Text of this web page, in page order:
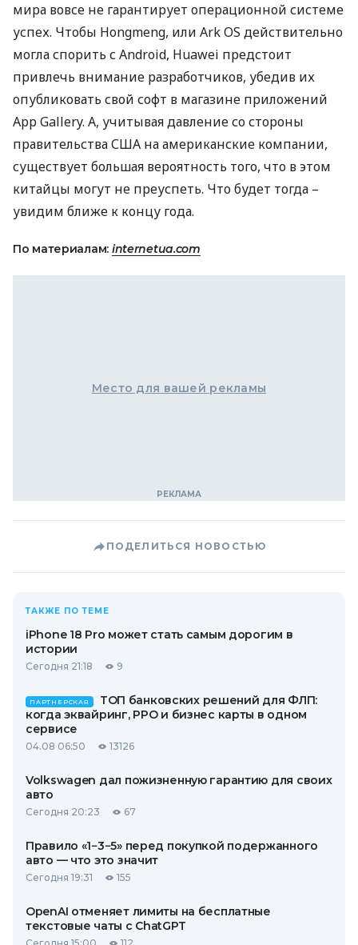
мира вовсе не гарантирует операционной системе
успех. Чтобы Hongmeng, или Ark OS действительно
могла спорить с Android, Huawei предстоит
привлечь внимание разработчиков, убедив их
опубликовать свой софт в магазине приложений
App Gallery. А, учитывая давление со стороны
правительстваСША на американские компании,
существует большая вероятность того, что в этом
китайцы могут не преуспеть. Что будет тогда –
увидим ближе к концу года.
По материалам: internetua.com
Место для вашей рекламы
ПОДЕЛИТЬСЯ НОВОСТЬЮ
ТАКЖЕ ПО ТЕМЕ
iPhone 18 Pro может стать самым дорогим в
истории
Сегодня 21:18 9
ПАРТНЕРСКАЯ
ТОП банковских решений для ФЛП:
когда эквайринг, РРО и бизнес карты в одном
сервисе
04.08 06:50 13126
Volkswagen дал пожизненную гарантию для своих
авто
Сегодня 20:23 67
Правило «1−3−5» перед покупкой подержанного
авто — что это значит
Сегодня 19:31 155
OpenAI отменяет лимиты на бесплатные
текстовые чаты с ChatGPT